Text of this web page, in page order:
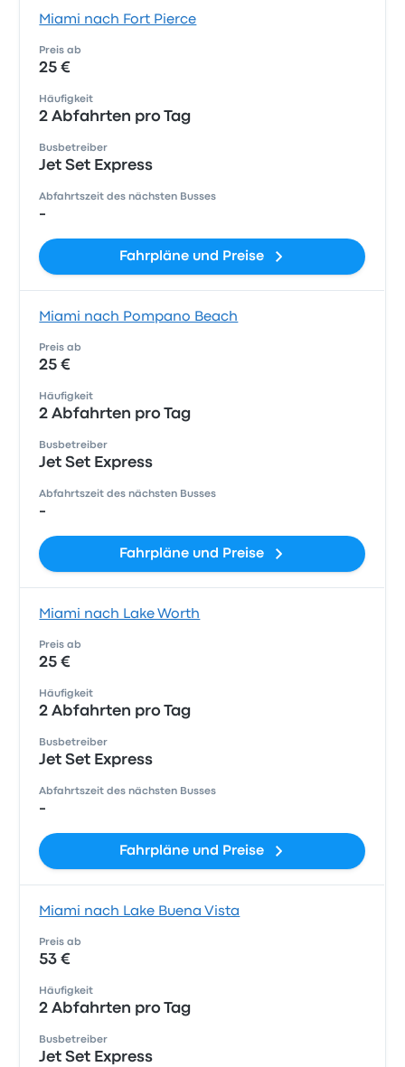
Miami nach Fort Pierce
Preis ab
25 €
Häufigkeit
2 Abfahrten pro Tag
Busbetreiber
Jet Set Express
Abfahrtszeit des nächsten Busses
-
Fahrpläne und Preise
Miami nach Pompano Beach
Preis ab
25 €
Häufigkeit
2 Abfahrten pro Tag
Busbetreiber
Jet Set Express
Abfahrtszeit des nächsten Busses
-
Fahrpläne und Preise
Miami nach Lake Worth
Preis ab
25 €
Häufigkeit
2 Abfahrten pro Tag
Busbetreiber
Jet Set Express
Abfahrtszeit des nächsten Busses
-
Fahrpläne und Preise
Miami nach Lake Buena Vista
Preis ab
53 €
Häufigkeit
2 Abfahrten pro Tag
Busbetreiber
Jet Set Express